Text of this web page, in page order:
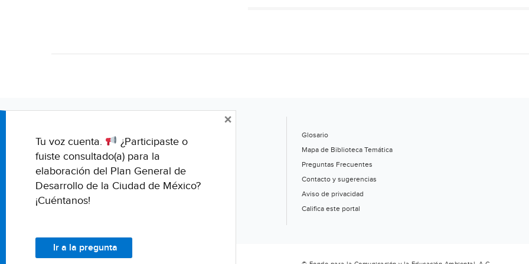
Glosario
Mapa de Biblioteca Temática
Preguntas Frecuentes
Contacto y sugerencias
Aviso de privacidad
Califica este portal
Tu voz cuenta.
¿Participaste o
fuiste consultado(a) para la
elaboración del Plan General de
Desarrollo de la Ciudad de México?
¡Cuéntanos!
Ir a la pregunta
×